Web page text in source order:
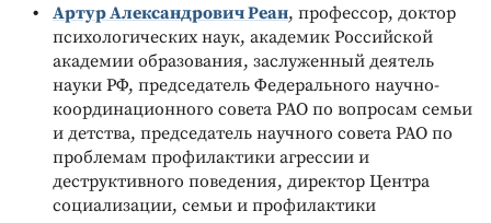
Артур Александрович Реан, профессор, доктор
психологических наук, академик Российской
академии образования, заслуженный деятель
науки РФ, председатель Федерального научно-
координационного совета РАО по вопросам семьи
и детства, председатель научного совета РАО по
проблемам профилактики агрессии и
деструктивного поведения, директор Центра
социализации, семьи и профилактики